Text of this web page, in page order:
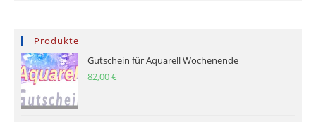
Produkte
Gutschein für Aquarell Wochenende
82,00€